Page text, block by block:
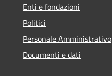
Enti e fondazioni
Politici
Personale Amministrativo
Documenti e dati